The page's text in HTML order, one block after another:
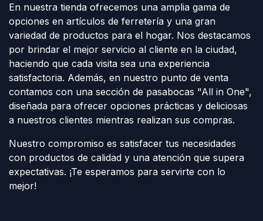
En nuestra tienda ofrecemos una amplia gama de
opciones en artículos de ferretería y una gran
variedad de productos para el hogar. Nos destacamos
por brindar el mejor servicio al cliente en la ciudad,
haciendo que cada visita sea una experiencia
satisfactoria. Además, en nuestro punto de venta
contamos con una sección de pasabocas "All in One",
diseñada para ofrecer opciones prácticas y deliciosas
a nuestros clientes mientras realizan sus compras.
Nuestro compromiso es satisfacer tus necesidades
con productos de calidad y una atención que supera
expectativas. ¡Te esperamos para servirte con lo
mejor!